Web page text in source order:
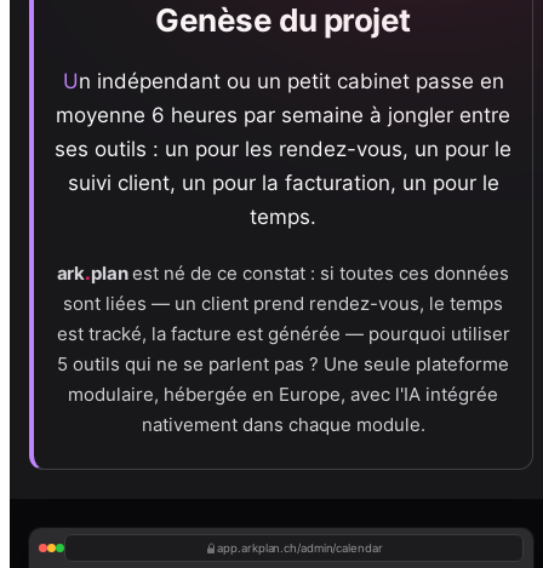
Genèse du projet
Un indépendant ou un petit cabinet passe en
moyenne 6 heures par semaine à jongler entre
ses outils : un pour les rendez-vous, un pour le
suivi client, un pour la facturation, un pour le
temps.
ark.planest né de ce constat : si toutes ces données
sont liées — un client prend rendez-vous, le temps
est tracké, la facture est générée — pourquoi utiliser
5 outils qui ne se parlent pas ? Une seule plateforme
modulaire, hébergée en Europe, avec l'IA intégrée
nativement dans chaque module.
app.arkplan.ch/admin/calendar